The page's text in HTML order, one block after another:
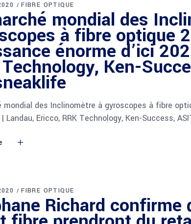
FIBRE OPTIQUE
mondial des
à fibre optique
énorme d’ici
Technology, Ken-
mondial des Inclinomètre à gyroscopes à fibre
| Landau, Ericco, RRK Technology, Ken-Success,
FIBRE OPTIQUE
Richard confirme